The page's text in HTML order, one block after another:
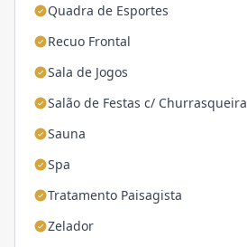
Quadra de Esportes
Recuo Frontal
Sala de Jogos
Salão de Festas c/ Churrasqueira
Sauna
Spa
Tratamento Paisagista
Zelador